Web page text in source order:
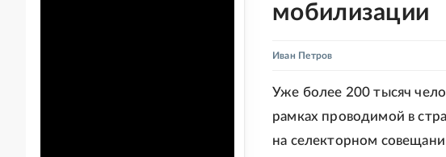
мобилизации
Иван Петров
Уже более 200 тысяч
рамках проводимой в
на селекторном